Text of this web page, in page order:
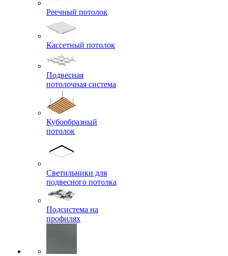
Реечный потолок
Кассетный потолок
Подвесная
потолочная система
Кубообразный
потолок
Светильники для
подвесного потолка
Подсистема на
профилях